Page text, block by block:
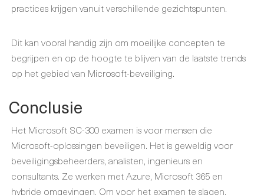
practices krijgen vanuit verschillende gezichtspunten.
Dit kan vooral handig zijn om moeilijke concepten te
begrijpen en op de hoogte te blijven van de laatste trends
op het gebied van Microsoft-beveiliging.
Conclusie
Het Microsoft SC-300 examen is voor mensen die
Microsoft-oplossingen beveiligen. Het is geweldig voor
beveiligingsbeheerders, analisten, ingenieurs en
consultants. Ze werken met Azure, Microsoft 365 en
hybride omgevingen. Om voor het examen te slagen,